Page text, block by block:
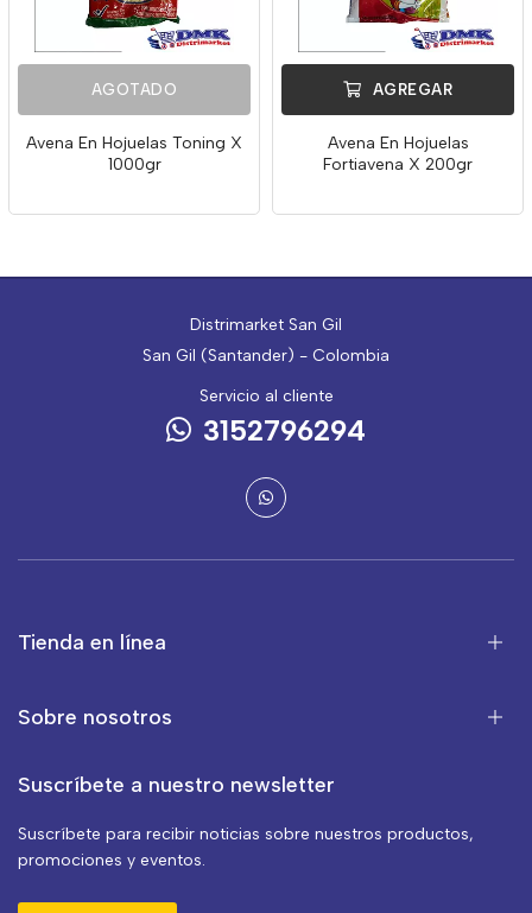
AGOTADO
Avena En Hojuelas Toning X
1000gr
AGREGAR
Avena En Hojuelas
Fortiavena X 200gr
Distrimarket San Gil
San Gil (Santander) - Colombia
Servicio al cliente
3152796294
Tienda en línea
Sobre nosotros
Suscríbete a nuestro newsletter
Suscríbete para recibir noticias sobre nuestros productos,
promociones y eventos.